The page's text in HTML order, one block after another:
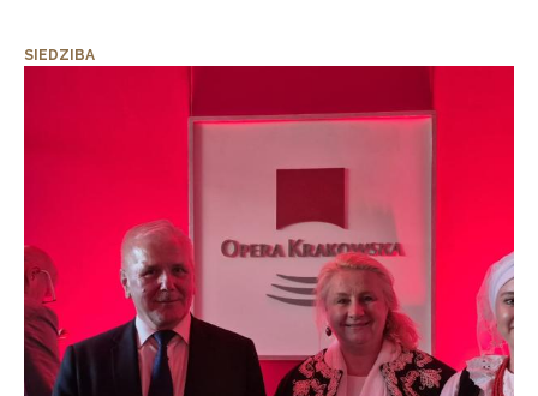
SIEDZIBA